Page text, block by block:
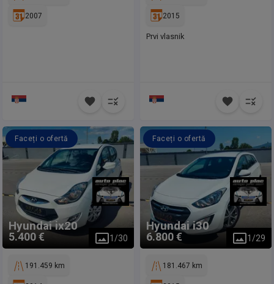
2007 2015
Prvi vlasnik
Hyundai ix20
5.400 €
Faceți o ofertă
1 /30
191.459 km
Hyundai i30
6.800 €
Faceți o ofertă
1 /29
181.467 km